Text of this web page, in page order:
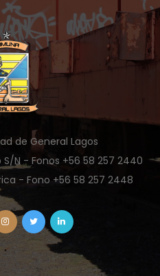
de General Lagos
N - Fonos +56 58 257 2440
- Fono +56 58 257 2448